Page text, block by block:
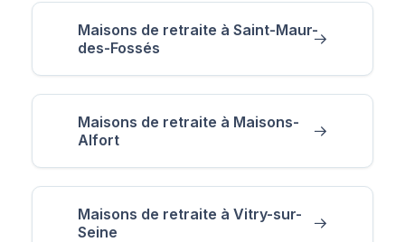
Maisons de retraite à Saint-Maur-
des-Fossés
Maisons de retraite à Maisons-
Alfort
Maisons de retraite à Vitry-sur-
Seine